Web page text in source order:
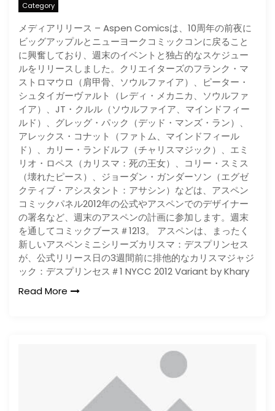
Category
メディアリリース – Aspen Comicsは、10周年の前夜に
ビッグアップルとニューヨークコミックコンに戻ること
に興奮しており、週末のイベントと独占的なスケジュー
ルをリリースしました。クリエイターズのフランク・マ
ストロマウロ（肩甲骨、ソウルファイア）、ピーター・
シュタイガーヴァルト（レディ・メカニカ、ソウルファ
イア）、JT・クルル（ソウルファイア、マインドフィー
ルド）、グレッグ・パック（デッド・マンズ・ラン）、
アレックス・コナット（ファトム、マインドフィール
ド）、カリー・ランドルフ（チャリスマジック）、エミ
リオ・ロペス（カリスマ：死の王女）、コリー・スミス
（壊れたピース）、ジョーダン・ガンダーソン（エグゼ
クティブ・アシスタント：アサシン）などは、アスペン
コミックパネル2012年の公式やアスペンでのデザイナー
の署名など​​、週末のアスペンの計画に参加します。週末
を通してコミックブース＃1213。 アスペンは、まったく
新しいアスペンミニシリーズカリスマ：デスプリンセス
が、公式リリース日の3週間前に排他的なカリスマジャジ
ック：デスプリンセス＃1 NYCC 2012 Variant by Khary
Read More